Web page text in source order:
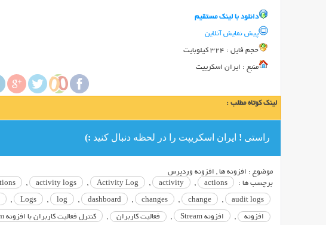
مدیریت
سایت
شناخته
اکثر
های
فعال
سیستم
مدیریت
محتوای
Wordpress
دانلود با لينک مستقيم
پیش نمایش آنلاین
حجم فايل : 324 کیلوبایت
منبع : ایران اسکریپت
لینک کوتاه مطلب :
راستی ! ایران اسکریپت را در لحظه دنبال کنید :)
موضوع : افزونه ها , افزونه وردپرس
برچسب ها :
actions
,
activity
,
Activity Log
,
activity logs
,
audit logs
,
change
,
changes
,
dashboard
,
log
,
Logs
,
افزونه , افزونه Stream , فعالیت کاربران , کنترل فعالیت کاربران با افزونه Stream